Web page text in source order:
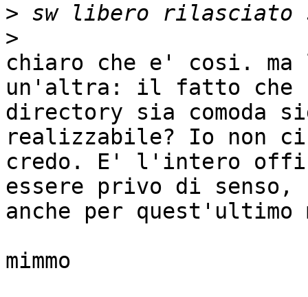
>
>
chiaro che e' cosi. ma
un'altra: il fatto che
directory sia comoda
realizzabile? Io non
credo. E' l'intero
essere privo di senso,
anche per quest'ultimo
mimmo